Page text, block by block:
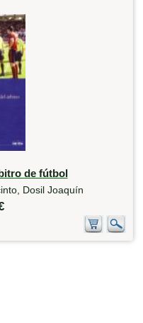
de fútbol
Dosil Joaquín